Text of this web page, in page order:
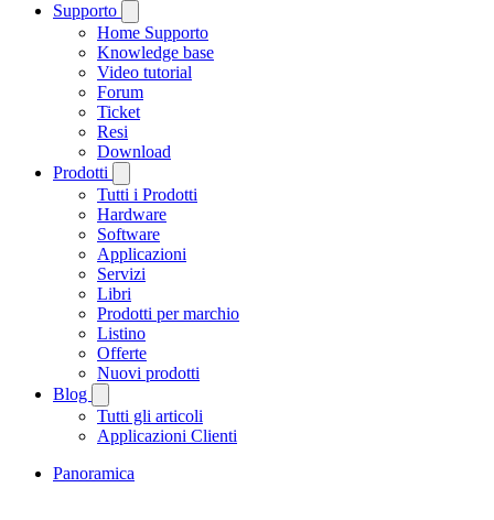
Supporto
Home Supporto
Knowledge base
Video tutorial
Forum
Ticket
Resi
Download
Prodotti
Tutti i Prodotti
Hardware
Software
Applicazioni
Servizi
Libri
Prodotti per marchio
Listino
Offerte
Nuovi prodotti
Blog
Tutti gli articoli
Applicazioni Clienti
Panoramica